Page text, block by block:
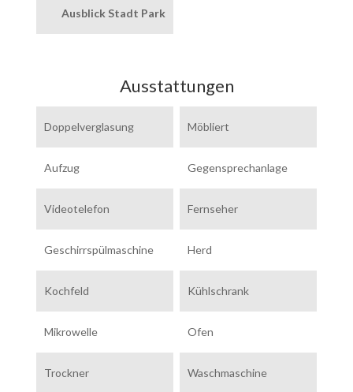
Ausblick Stadt Park
Ausstattungen
Doppelverglasung Möbliert
Aufzug Gegensprechanlage
Videotelefon Fernseher
Geschirrspülmaschine Herd
Kochfeld Kühlschrank
Mikrowelle Ofen
Trockner Waschmaschine